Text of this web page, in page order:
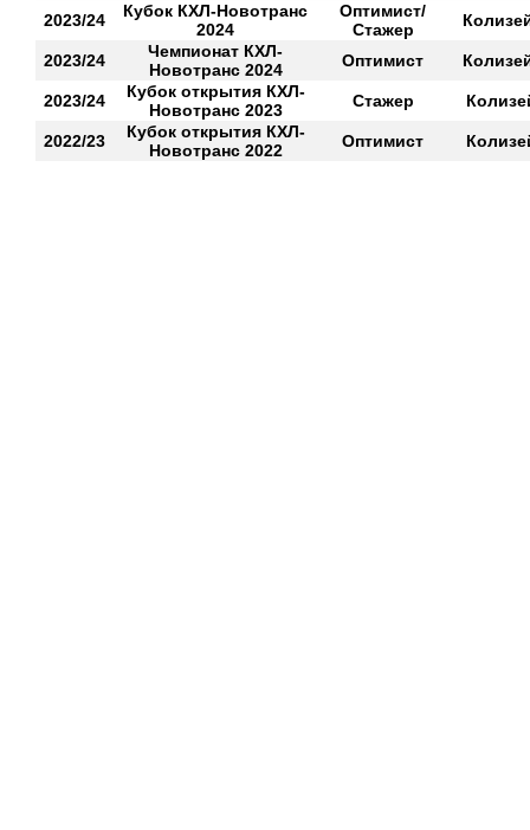
2023/24
Кубок КХЛ-Новотранс
2024
Оптимист/
Стажер
2023/24
Чемпионат КХЛ-
Новотранс 2024
Оптимист
2023/24
Кубок открытия КХЛ-
Новотранс 2023
Стажер
2022/23
Кубок открытия КХЛ-
Новотранс 2022
Оптимист